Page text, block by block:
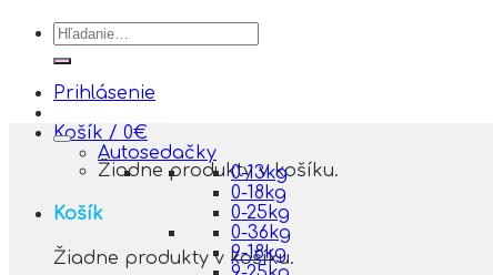
Hľadať:
Prihlásenie
Košík / 0€
Žiadne produkty v košíku.
Košík
Žiadne produkty v košíku.
Autosedačky
0-13kg
0-18kg
0-25kg
0-36kg
9-18kg